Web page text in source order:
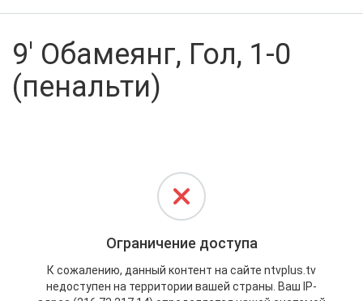
О сайте
Активировать промокод
9' Обамеянг, Гол, 1-0
(пенальти)